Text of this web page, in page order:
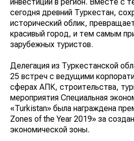
сегодня древний Туркестан,
исторический облик,
красивый город, и тем самым
зарубежных туристов.
Делегация из Туркестанской
25 встреч с ведущими
в сферах АПК, строительства,
рамках мероприятия
зона «Turkistan» была
Free Zones of the Year 2019» за
свободной экономической зоны.